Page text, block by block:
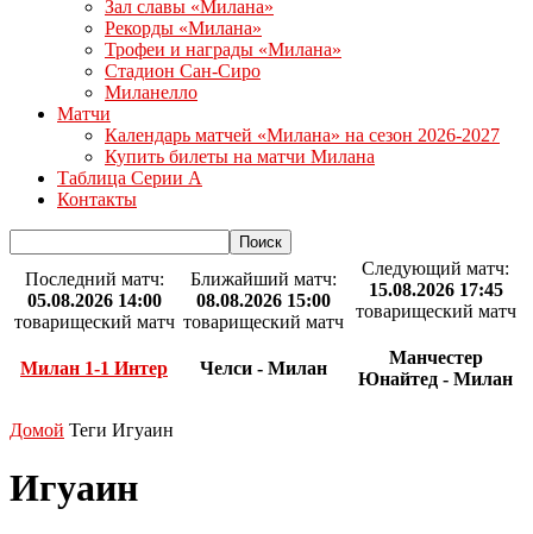
Зал славы «Милана»
Рекорды «Милана»
Трофеи и награды «Милана»
Стадион Сан-Сиро
Миланелло
Матчи
Календарь матчей «Милана» на сезон 2026-2027
Купить билеты на матчи Милана
Таблица Серии А
Контакты
Последний матч:
05.08.2026 14:00
товарищеский матч
Милан 1-1 Интер
Ближайший матч:
08.08.2026 15:00
товарищеский матч
Челси - Милан
Следующий матч:
15.08.2026 17:45
товарищеский матч
Манчестер
Юнайтед - Милан
Домой Теги Игуаин
Игуаин